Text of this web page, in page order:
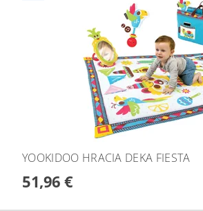
YOOKIDOO HRACIA DEKA FIESTA
51,96 €